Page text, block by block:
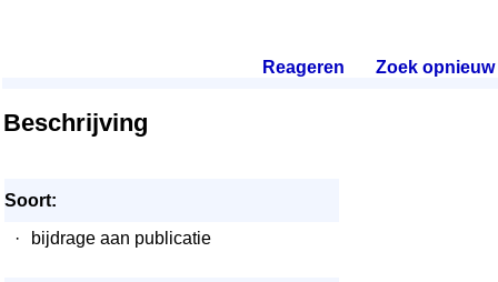
Reageren Zoek opnieuw.
Beschrijving
Soort:
·
bijdrage aan publicatie